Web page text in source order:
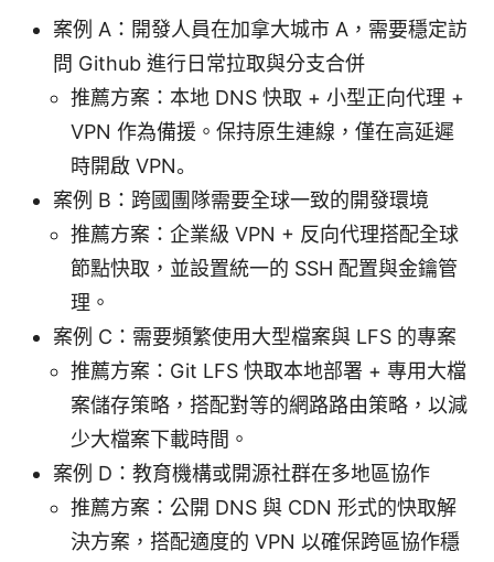
案例 A：開發人員在加拿大城市 A，需要穩定訪
問 Github 進行日常拉取與分支合併
推薦方案：本地 DNS 快取 + 小型正向代理 +
VPN 作為備援。保持原生連線，僅在高延遲
時開啟 VPN。
案例 B：跨國團隊需要全球一致的開發環境
推薦方案：企業級 VPN + 反向代理搭配全球
節點快取，並設置統一的 SSH 配置與金鑰管
理。
案例 C：需要頻繁使用大型檔案與 LFS 的專案
推薦方案：Git LFS 快取本地部署 + 專用大檔
案儲存策略，搭配對等的網路路由策略，以減
少大檔案下載時間。
案例 D：教育機構或開源社群在多地區協作
推薦方案：公開 DNS 與 CDN 形式的快取解
決方案，搭配適度的 VPN 以確保跨區協作穩